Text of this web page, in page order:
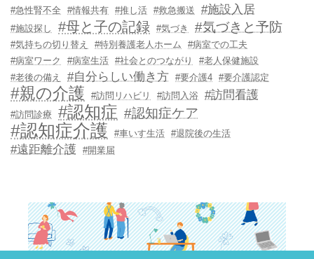
#急性腎不全 #情報共有 #推し活 #救急搬送 #施設入居
#施設探し #母と子の記録 #気づき #気づきと予防
#気持ちの切り替え #特別養護老人ホーム
#病室での工夫
#病室ワーク
#病室生活 #社会とのつながり
#老人保健施設
#老後の備え
#自分らしい働き方 #要介護4 #要介護認定
#親の介護 #訪問リハビリ #訪問入浴 #訪問看護
#訪問診療 #認知症 #認知症ケア
#認知症介護 #車いす生活 #退院後の生活
#遠距離介護 #開業届